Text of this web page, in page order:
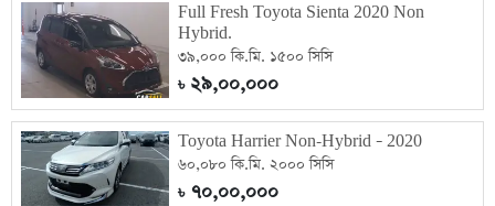
Full Fresh Toyota Sienta 2020 Non
Hybrid.
৩৯,০০০ কি.মি. ১৫০০ সিসি
৳২৯,০০,০০০
Toyota Harrier Non-Hybrid – 2020
৬০,০৮০ কি.মি. ২০০০ সিসি
৳৭০,০০,০০০